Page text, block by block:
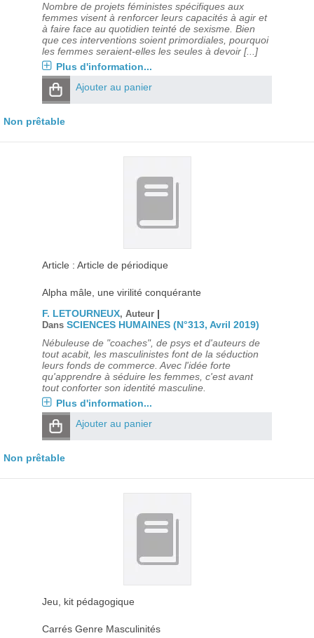
Nombre de projets féministes spécifiques aux
femmes visent à renforcer leurs capacités à agir et
à faire face au quotidien teinté de sexisme. Bien
que ces interventions soient primordiales, pourquoi
les femmes seraient-elles les seules à devoir [...]
Plus d'information...
Ajouter au panier
Non prêtable
Article : Article de périodique
Alpha mâle, une virilité conquérante
F. LETOURNEUX, Auteur |
Dans SCIENCES HUMAINES (N°313, Avril 2019)
Nébuleuse de "coaches", de psys et d'auteurs de
tout acabit, les masculinistes font de la séduction
leurs fonds de commerce. Avec l'idée forte
qu'apprendre à séduire les femmes, c'est avant
tout conforter son identité masculine.
Plus d'information...
Ajouter au panier
Non prêtable
Jeu, kit pédagogique
Carrés Genre Masculinités